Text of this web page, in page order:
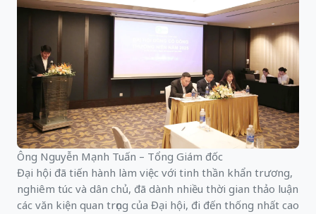
Ông Nguyễn Mạnh Tuấn – Tổng Giám đốc
Đại hội đã tiến hành làm việc với tinh thần khẩn trương,
nghiêm túc và dân chủ, đã dành nhiều thời gian thảo luận
các văn kiện quan trọng của Đại hội, đi đến thống nhất cao